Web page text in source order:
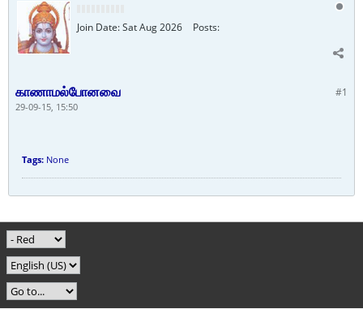
Join Date:Sat Aug 2026 Posts:
#1
காணாமல்போனவை
29-09-15, 15:50
Tags: None